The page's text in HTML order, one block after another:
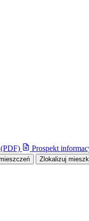
Prospekt
Zlokalizuj